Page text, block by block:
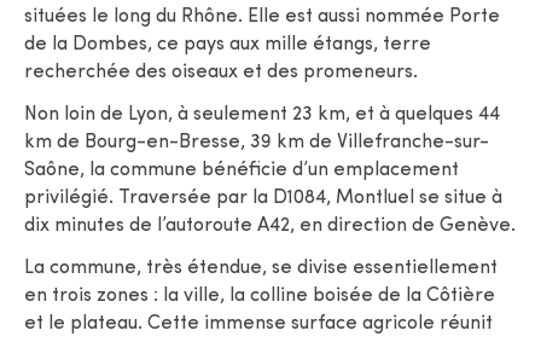
situées le long du Rhône. Elle est aussi nommée Porte
de la Dombes, ce pays aux mille étangs, terre
recherchée des oiseaux et des promeneurs.
Non loin de Lyon, à seulement 23 km, et à quelques 44
km de Bourg-en-Bresse, 39 km de Villefranche-sur-
Saône, la commune bénéficie d’un emplacement
privilégié. Traversée par la D1084, Montluel se situe à
dix minutes de l’autoroute A42, en direction de Genève.
La commune, très étendue, se divise essentiellement
en trois zones : la ville, la colline boisée de la Côtière
et le plateau. Cette immense surface agricole réunit